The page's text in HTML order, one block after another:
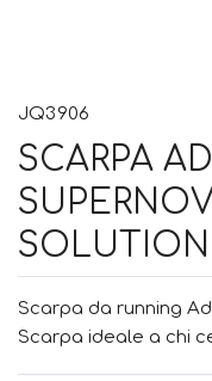
JQ3906
SCARPA
Scarpa da running
Scarpa ideale a chi